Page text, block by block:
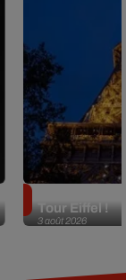
3 août 2026
Tour Eiffel !